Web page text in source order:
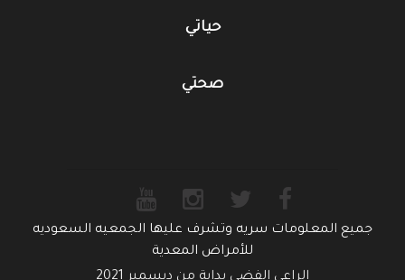
حياتي
صحتي
جميع المعلومات سريه وتشرف عليها الجمعيه السعوديه
للأمراض المعدية